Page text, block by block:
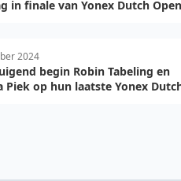
in finale van Yonex Dutch Open
2024
begin Robin Tabeling en
Piek op hun laatste Yonex